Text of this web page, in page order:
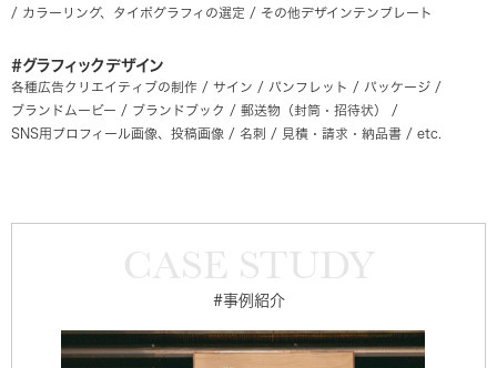
/ カラーリング、タイポグラフィの選定 / その他デザインテンプレート
#グラフィックデザイン
各種広告クリエイティブの制作 / サイン / パンフレット / パッケージ /
ブランドムービー / ブランドブック / 郵送物（封筒・招待状） /
SNS用プロフィール画像、投稿画像 / 名刺 / 見積・請求・納品書 / etc.
CASE STUDY
#事例紹介